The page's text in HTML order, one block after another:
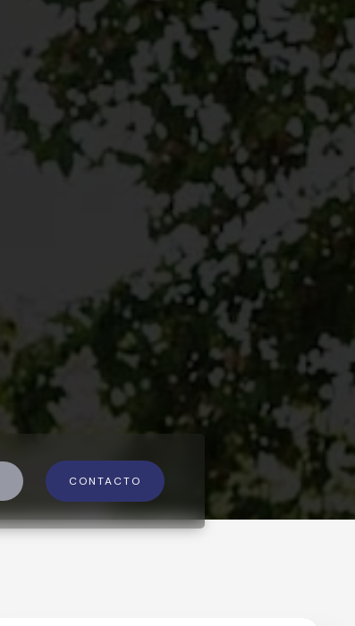
CONTACTO